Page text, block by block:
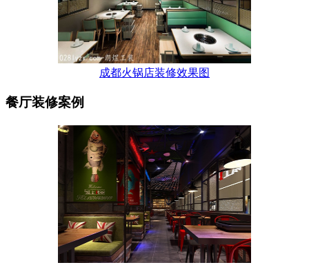
成都火锅店装修效果图
餐厅装修案例